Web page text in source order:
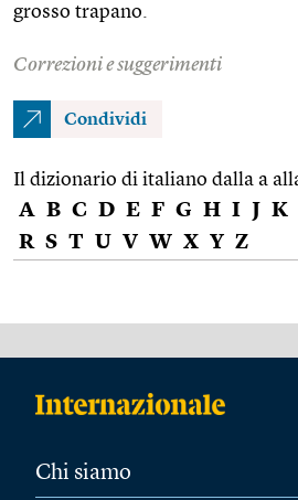
grosso trapano.
Correzioni e suggerimenti
Condividi
Il dizionario di italiano dalla a
A B C D E F G H I J K
R S T U V W X Y Z
Chi siamo